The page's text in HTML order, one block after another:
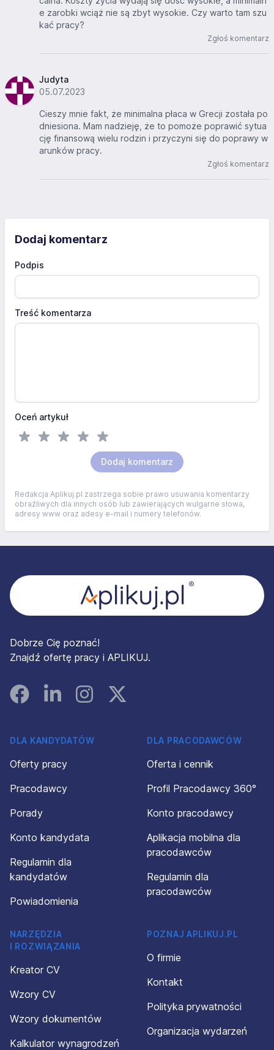
e zarobki wciąż nie są zbyt wysokie. Czy warto tam szu
kać pracy?
Zgłoś komentarz
Judyta
05.07.2023
Cieszy mnie fakt, że minimalna płaca w Grecji została po
dniesiona. Mam nadzieję, że to pomoże poprawić sytua
cję finansową wielu rodzin i przyczyni się do poprawy w
arunków pracy.
Zgłoś komentarz
Dodaj komentarz
Podpis
Treść komentarza
Oceń artykuł
Dodaj komentarz
Redakcja Aplikuj.pl zastrzega sobie prawo usuwania komentarzy
obraźliwych dla innych osób lub zawierających wulgarne słowa,
adresy www oraz adesy e-mail i numery telefonów.
Dobrze Cię poznać!
Znajdź ofertę pracy i APLIKUJ.
FacebookLinked InInstagramInstagram
DLA KANDYDATÓW
Oferty pracy
Pracodawcy
Porady
Konto kandydata
Regulamin dla
kandydatów
Powiadomienia
DLA PRACODAWCÓW
Oferta i cennik
Profil Pracodawcy 360°
Konto pracodawcy
Aplikacja mobilna dla
pracodawców
Regulamin dla
pracodawców
NARZĘDZIA
I ROZWIĄZANIA
Kreator CV
Wzory CV
Wzory dokumentów
Kalkulator wynagrodzeń
POZNAJ APLIKUJ.PL
O firmie
Kontakt
Polityka prywatności
Organizacja wydarzeń